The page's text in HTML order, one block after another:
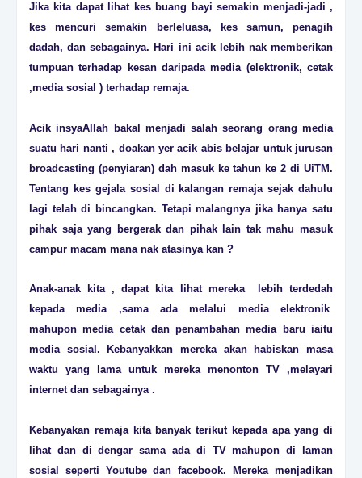
Jika kita dapat lihat kes buang bayi semakin menjadi-jadi ,
kes mencuri semakin berleluasa, kes samun, penagih
dadah, dan sebagainya. Hari ini acik lebih nak memberikan
tumpuan terhadap kesan daripada media (elektronik, cetak
,media sosial ) terhadap remaja.
Acik insyaAllah bakal menjadi salah seorang orang media
suatu hari nanti , doakan yer acik abis belajar untuk jurusan
broadcasting (penyiaran) dah masuk ke tahun ke 2 di UiTM.
Tentang kes gejala sosial di kalangan remaja sejak dahulu
lagi telah di bincangkan. Tetapi malangnya jika hanya satu
pihak saja yang bergerak dan pihak lain tak mahu masuk
campur macam mana nak atasinya kan ?
Anak-anak kita , dapat kita lihat mereka lebih terdedah
kepada media ,sama ada melalui media elektronik
mahupon media cetak dan penambahan media baru iaitu
media sosial. Kebanyakkan mereka akan habiskan masa
waktu yang lama untuk mereka menonton TV ,melayari
internet dan sebagainya .
Kebanyakan remaja kita banyak terikut kepada apa yang di
lihat dan di dengar sama ada di TV mahupon di laman
sosial seperti Youtube dan facebook. Mereka menjadikan